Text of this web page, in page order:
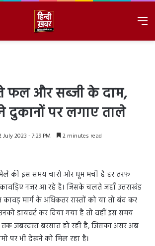
फल और सब्जी के दाम,
ने दुकानों पर लगाए ताले
July 2023 - 7:29 PM 2 minutes read
की इस समय चारो ओर धूम मची है हर तरफ
नजर आ रहे हैं। जिसके चलते जहाँ उत्तराखंड
कावड़ मार्ग के अधिकतर रास्तों को या तो बंद कर
डायवर्ट कर दिया गया है तो वहीं इस समय
जबरदस्त बरसात हो रही है, जिसका असर अब
पर भी देखने को मिल रहा है।